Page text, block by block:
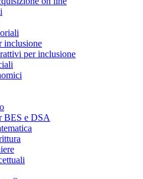
inclusione
per inclusione
BES e DSA